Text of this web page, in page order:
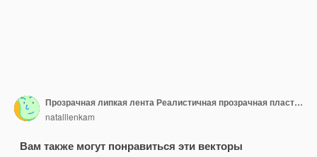
Прозрачная липкая лента Реалистичная прозрачная пластиковая клейкая лента липкая полоса фольги со складками и складками Набор векторных скомканных повязок
natalllenkam
Вам также могут понравиться эти векторы